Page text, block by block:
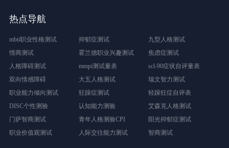
热点导航
mbti职业性格测试 抑郁症测试
九型人格测试
情商测试
霍兰德职业兴趣测试
焦虑症测试
人格障碍测试
mmpi测试量表
scl-90症状自评量表
双向情感障碍
大五人格测试
瑞文智力测试
职业能力倾向测试
狂躁症测试
轻躁狂症自评表
DISC个性测验
认知能力测验
艾森克人格测试
门萨智商测试
青年人格测验CPI
阳光抑郁症测试
职业价值观测试
人际交往能力测试 智商测试